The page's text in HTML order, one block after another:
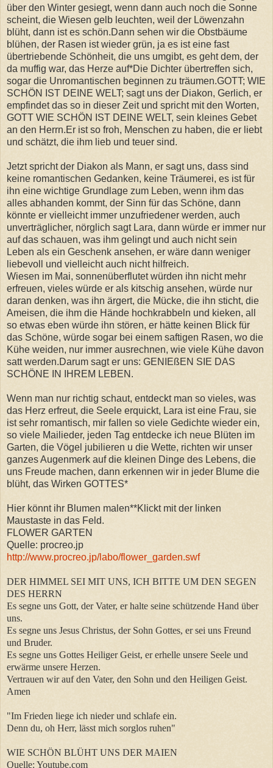
über den Winter gesiegt, wenn dann auch noch die Sonne
scheint, die Wiesen gelb leuchten, weil der Löwenzahn
blüht, dann ist es schön.Dann sehen wir die Obstbäume
blühen, der Rasen ist wieder grün, ja es ist eine fast
übertriebende Schönheit, die uns umgibt, es geht dem, der
da muffig war, das Herze auf*Die Dichter übertreffen sich,
sogar die Unromantischen beginnen zu träumen.GOTT; WIE
SCHÖN IST DEINE WELT; sagt uns der Diakon, Gerlich, er
empfindet das so in dieser Zeit und spricht mit den Worten,
GOTT WIE SCHÖN IST DEINE WELT, sein kleines Gebet
an den Herrn.Er ist so froh, Menschen zu haben, die er liebt
und schätzt, die ihm lieb und teuer sind.
Jetzt spricht der Diakon als Mann, er sagt uns, dass sind
keine romantischen Gedanken, keine Träumerei, es ist für
ihn eine wichtige Grundlage zum Leben, wenn ihm das
alles abhanden kommt, der Sinn für das Schöne, dann
könnte er vielleicht immer unzufriedener werden, auch
unverträglicher, nörglich sagt Lara, dann würde er immer nur
auf das schauen, was ihm gelingt und auch nicht sein
Leben als ein Geschenk ansehen, er wäre dann weniger
liebevoll und vielleicht auch nicht hilfreich.
Wiesen im Mai, sonnenüberflutet würden ihn nicht mehr
erfreuen, vieles würde er als kitschig ansehen, würde nur
daran denken, was ihn ärgert, die Mücke, die ihn sticht, die
Ameisen, die ihm die Hände hochkrabbeln und kieken, all
so etwas eben würde ihn stören, er hätte keinen Blick für
das Schöne, würde sogar bei einem saftigen Rasen, wo die
Kühe weiden, nur immer ausrechnen, wie viele Kühe davon
satt werden.Darum sagt er uns: GENIEßEN SIE DAS
SCHÖNE IN IHREM LEBEN.
Wenn man nur richtig schaut, entdeckt man so vieles, was
das Herz erfreut, die Seele erquickt, Lara ist eine Frau, sie
ist sehr romantisch, mir fallen so viele Gedichte wieder ein,
so viele Mailieder, jeden Tag entdecke ich neue Blüten im
Garten, die Vögel jubilieren u die Wette, richten wir unser
ganzes Augenmerk auf die kleinen Dinge des Lebens, die
uns Freude machen, dann erkennen wir in jeder Blume die
blüht, das Wirken GOTTES*
Hier könnt ihr Blumen malen**Klickt mit der linken
Maustaste in das Feld.
FLOWER GARTEN
Quelle: procreo.jp
http://www.procreo.jp/labo/flower_garden.swf
DER HIMMEL SEI MIT UNS, ICH BITTE UM DEN SEGEN
DES HERRN
Es segne uns Gott, der Vater, er halte seine schützende Hand über
uns.
Es segne uns Jesus Christus, der Sohn Gottes, er sei uns Freund
und Bruder.
Es segne uns Gottes Heiliger Geist, er erhelle unsere Seele und
erwärme unsere Herzen.
Vertrauen wir auf den Vater, den Sohn und den Heiligen Geist.
Amen
"Im Frieden liege ich nieder und schlafe ein.
Denn du, oh Herr, lässt mich sorglos ruhen"
WIE SCHÖN BLÜHT UNS DER MAIEN
Quelle: Youtube.com